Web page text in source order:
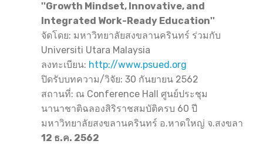
''Growth Mindset, Innovative, and
Integrated Work-Ready Education''
จัดโดย: มหาวิทยาลัยสงขลานครินทร์ ร่วมกับ
Universiti Utara Malaysia
ลงทะเบียน: http://www.psued.org
ปิดรับบทความ/วิจัย: 30 กันยายน 2562
สถานที่: ณ Conference Hall ศูนย์ประชุม
นานาชาติฉลองสิริราชสมบัติครบ 60 ปี
มหาวิทยาลัยสงขลานครินทร์ อ.หาดใหญ่ จ.สงขลา
12 ธ.ค. 2562